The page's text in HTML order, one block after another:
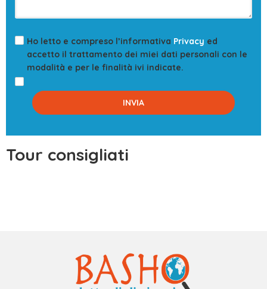
Ho letto e compreso l’informativa Privacy ed
accetto il trattamento dei miei dati personali con le
modalità e per le finalità ivi indicate.
Tour consigliati